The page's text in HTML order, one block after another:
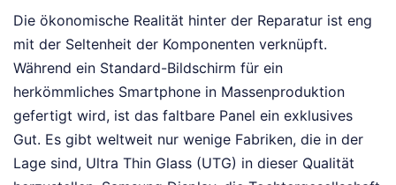
Die ökonomische Realität hinter der Reparatur ist eng
mit der Seltenheit der Komponenten verknüpft.
Während ein Standard-Bildschirm für ein
herkömmliches Smartphone in Massenproduktion
gefertigt wird, ist das faltbare Panel ein exklusives
Gut. Es gibt weltweit nur wenige Fabriken, die in der
Lage sind, Ultra Thin Glass (UTG) in dieser Qualität